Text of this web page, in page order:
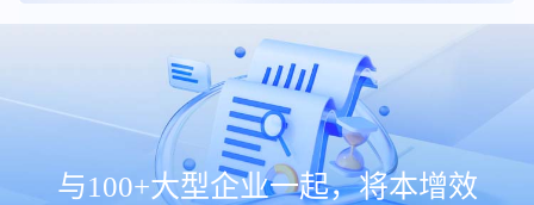
与100+大型企业一起，将本增效